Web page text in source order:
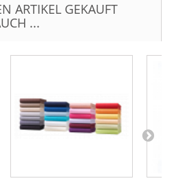
ARTIKEL GEKAUFT
...